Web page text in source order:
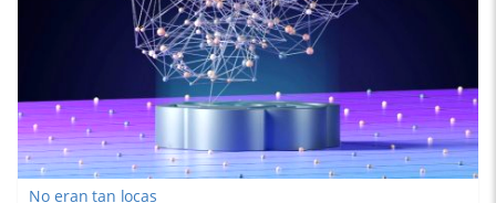
No eran tan locas